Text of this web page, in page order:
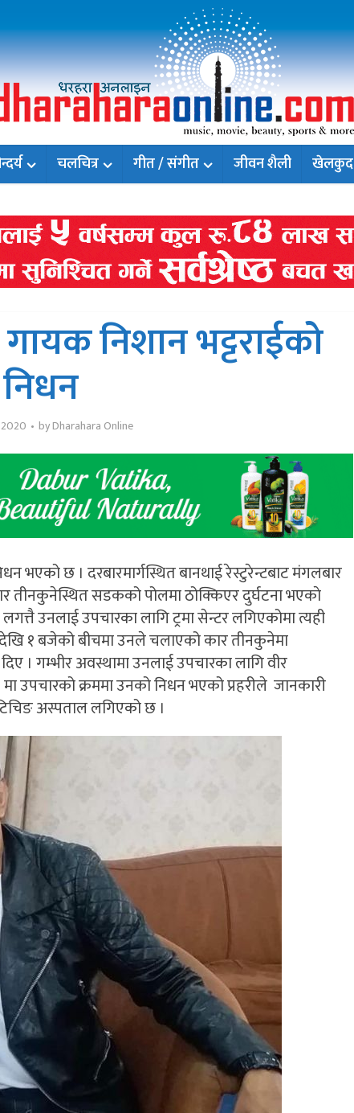
चलचित्र गीत / संगीत जीवन शैली खेलकुद
गायक निशान भट्टराईको
निधन
2020 byDharahara Online
भएको छ । दरबारमार्गस्थित बानथाई रेस्टुरेन्टबाट मंगलबार
तीनकुनेस्थित सडकको पोलमा ठोक्किएर दुर्घटना भएकाे
उनलाई उपचारका लागि ट्रमा सेन्टर लगिएकोमा त्यही
१ बजेको बीचमा उनले चलाएको कार तीनकुनेमा
। गम्भीर अवस्थामा उनलाई उपचारका लागि वीर
उपचारको क्रममा उनको निधन भएको प्रहरीले जानकारी
अस्पताल लगिएको छ ।